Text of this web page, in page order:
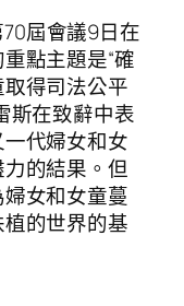
屆會議9日在
點主題是“確
得司法公平
斯在致辭中表
代婦女和女
的結果。但
女和女童蔓
的世界的基